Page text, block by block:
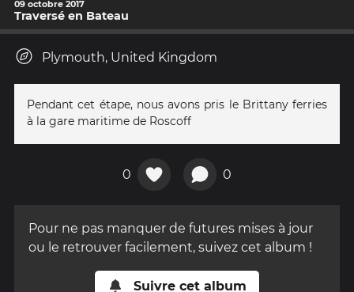
09 octobre 2017
Traversé en Bateau
Plymouth, United Kingdom
Pendant cet étape, nous avons pris le Brittany ferries
à la gare maritime de Roscoff
0 0
Pour ne pas manquer de futures mises à jour
ou le retrouver facilement, suivez cet album !
Suivre cet album